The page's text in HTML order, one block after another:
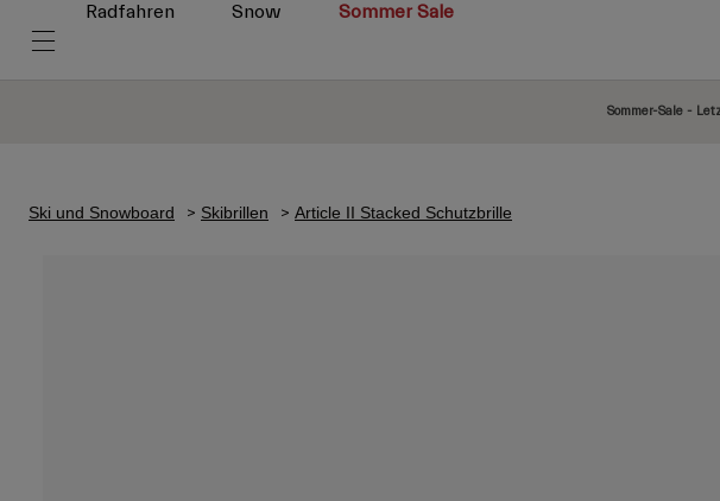
Radfahren Snow Sommer Sale
Sommer-Sale -
Ski und Snowboard Skibrillen Article II Stacked Schutzbrille